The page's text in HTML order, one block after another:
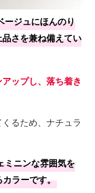
ージュにほんのり
さを兼ね備えてい
ップし、落ち着き
るため、ナチュラ
ミニンな雰囲気を
ラーです。